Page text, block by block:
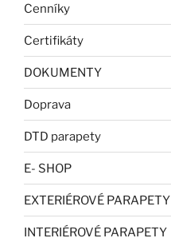
Cenníky
Certifikáty
DOKUMENTY
Doprava
DTD parapety
E- SHOP
EXTERIÉROVÉ PARAPETY
INTERIÉROVÉ PARAPETY